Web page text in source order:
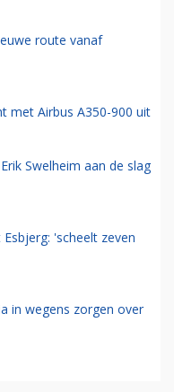
route vanaf
met Airbus A350-900 uit
Swelheim aan de slag
'scheelt zeven
in wegens zorgen over